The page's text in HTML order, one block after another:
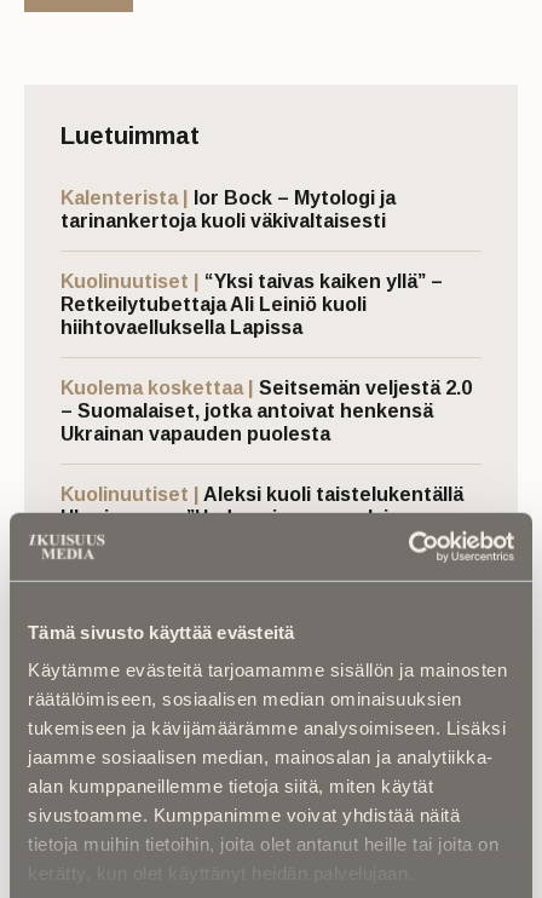
Tämä sivusto käyttää evästeitä
Käytämme evästeitä tarjoamamme sisällön ja mainosten
räätälöimiseen, sosiaalisen median ominaisuuksien
tukemiseen ja kävijämäärämme analysoimiseen. Lisäksi
jaamme sosiaalisen median, mainosalan ja analytiikka-
alan kumppaneillemme tietoja siitä, miten käytät
sivustoamme. Kumppanimme voivat yhdistää näitä
tietoja muihin tietoihin, joita olet antanut heille tai joita on
kerätty, kun olet käyttänyt heidän palvelujaan.
Luetuimmat
Kalenterista |
Ior Bock – Mytologi ja
tarinankertoja kuoli väkivaltaisesti
Kuolinuutiset |
“Yksi taivas kaiken yllä” –
Retkeilytubettaja Ali Leiniö kuoli
hiihtovaelluksella Lapissa
Kuolema koskettaa |
Seitsemän veljestä 2.0
– Suomalaiset, jotka antoivat henkensä
Ukrainan vapauden puolesta
Kuolinuutiset |
Aleksi kuoli taistelukentällä
Ukrainassa – ”Uuden ajan suomalainen
sankari ja sankarivainaja”
Paronin tie ei päättynyt Monzaan
Luitko jo nämä?